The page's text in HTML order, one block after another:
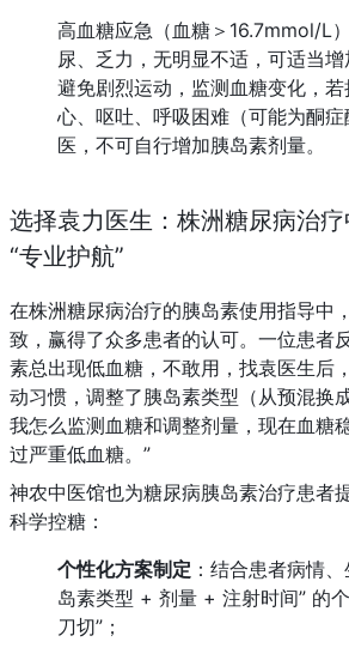
高血糖应急（血糖＞16.7mmol/L
尿、乏力，无明显不适，可适当增
避免剧烈运动，监测血糖变化，
心、呕吐、呼吸困难（可能为酮
医，不可自行增加胰岛素剂量。
选择袁力医生：株洲糖尿病治
“专业护航”
在株洲糖尿病治疗的胰岛素使用指导中
致，赢得了众多患者的认可。一位患者
素总出现低血糖，不敢用，找袁医生后
动习惯，调整了胰岛素类型（从预混换
我怎么监测血糖和调整剂量，现在血糖
过严重低血糖。”
神农中医馆也为糖尿病胰岛素治疗患者
科学控糖：
个性化方案制定 ：结合患者病情
岛素类型 + 剂量 + 注射时间” 的
刀切”；